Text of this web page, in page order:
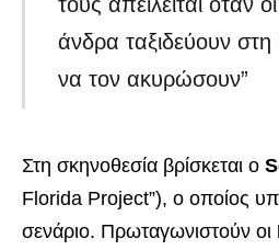
άνδρα ταξιδεύουν
να τον ακυρώσουν”
Στη σκηνοθεσία βρίσκεται ο
Florida Project”), ο οποίος
σενάριο. Πρωταγωνιστούν οι